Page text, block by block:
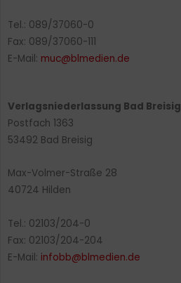
Tel.: 089/37060-0
Fax: 089/37060-111
E-Mail: muc@blmedien.de
Verlagsniederlassung Bad Breisig
Postfach 1363
53492 Bad Breisig
Max-Volmer-Straße 28
40724 Hilden
Tel.: 02103/204-0
Fax: 02103/204-204
E-Mail: infobb@blmedien.de